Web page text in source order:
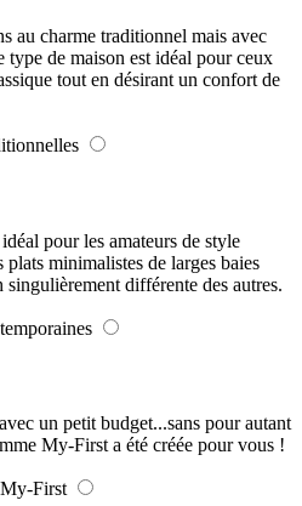
au charme traditionnel mais avec
type de maison est idéal pour ceux
tout en désirant un confort de
pour les amateurs de style
minimalistes de larges baies
différente des autres.
un petit budget...sans pour autant
My-First a été créée pour vous !
First